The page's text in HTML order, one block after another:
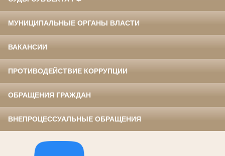
МУНИЦИПАЛЬНЫЕ ОРГАНЫ ВЛАСТИ
ВАКАНСИИ
ПРОТИВОДЕЙСТВИЕ КОРРУПЦИИ
ОБРАЩЕНИЯ ГРАЖДАН
ВНЕПРОЦЕССУАЛЬНЫЕ ОБРАЩЕНИЯ